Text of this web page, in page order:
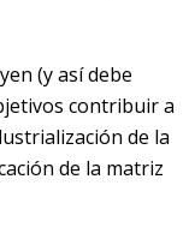
(y así debe
contribuir a
de la
de la matriz